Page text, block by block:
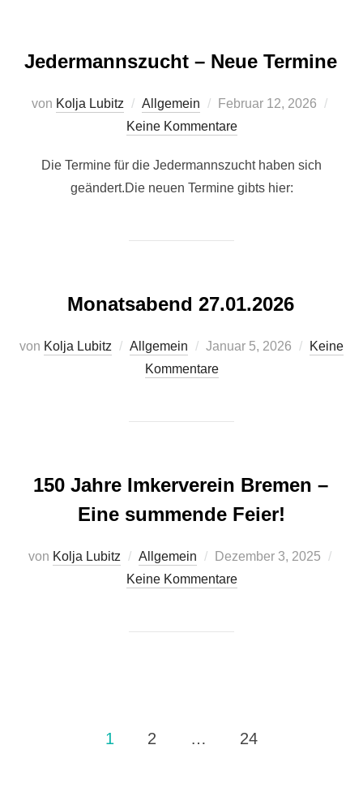
Jedermannszucht – Neue Termine
von Kolja Lubitz Allgemein
Veröffentlicht
am
Februar 12, 2026
Keine Kommentare
Die Termine für die Jedermannszucht haben sich
geändert.Die neuen Termine gibts hier:
Monatsabend 27.01.2026
von Kolja Lubitz Allgemein
Veröffentlicht
am
Januar 5, 2026
Keine
Kommentare
150 Jahre Imkerverein Bremen –
Eine summende Feier!
von Kolja Lubitz Allgemein
Veröffentlicht
am
Dezember 3, 2025
Keine Kommentare
Seitennummerierung
1 2 24